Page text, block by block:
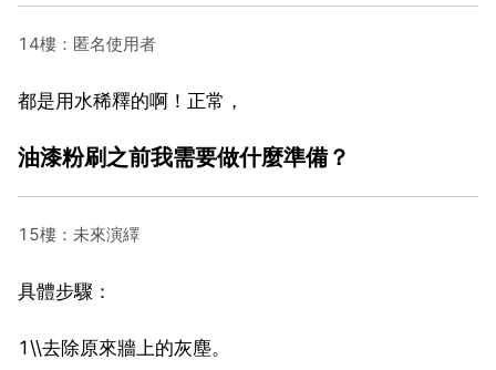
14樓：匿名使用者
都是用水稀釋的啊！正常，
油漆粉刷之前我需要做什麼準備？
15樓：未來演繹
具體步驟：
1\\去除原來牆上的灰塵。